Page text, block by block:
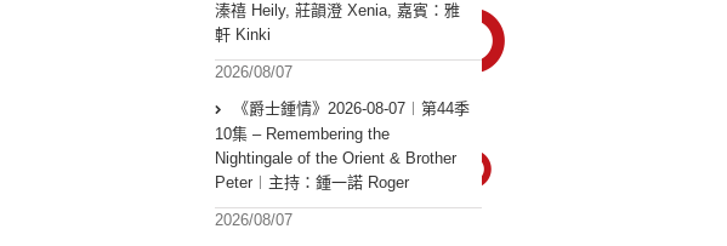
溱禧 Heily, 莊韻澄 Xenia, 嘉賓：雅
軒 Kinki
2026/08/07
《爵士鍾情》2026-08-07︱第44季
10集 – Remembering the
Nightingale of the Orient & Brother
Peter︱主持：鍾一諾 Roger
2026/08/07